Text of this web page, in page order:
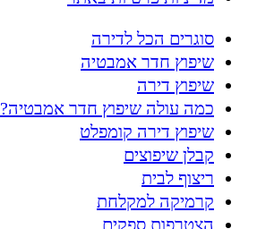
סוגרים הכל לדירה
שיפוץ חדר אמבטיה
שיפוץ דירה
כמה עולה שיפוץ חדר אמבטיה?
שיפוץ דירה קומפלט
קבלן שיפוצים
ריצוף לבית
קרמיקה למקלחת
הצטרפות ספקים